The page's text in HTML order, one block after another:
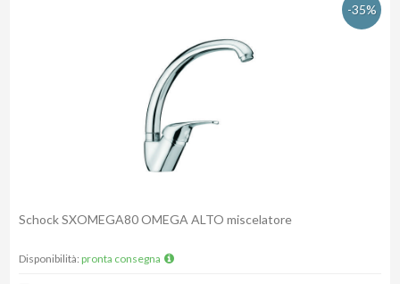
-35%
Schock SXOMEGA80 OMEGA ALTO miscelatore
Disponibilità: pronta consegna